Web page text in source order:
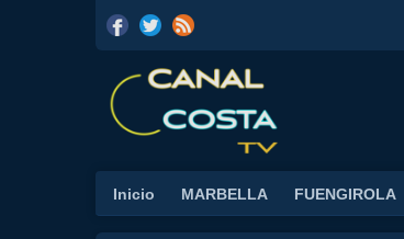
Inicio MARBELLA FUENGIROLA